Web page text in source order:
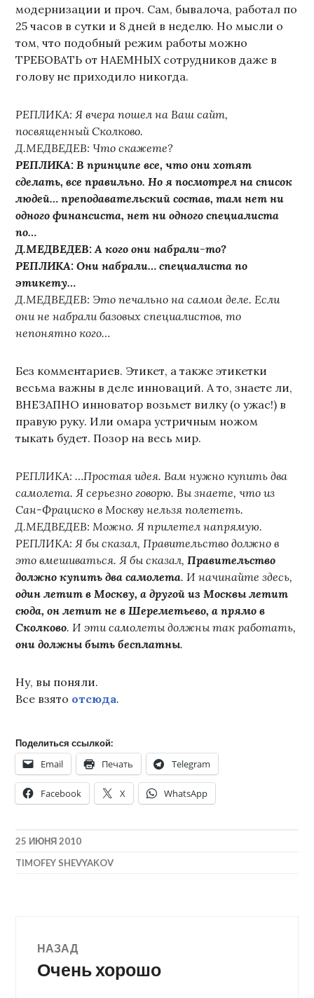
модернизации и проч. Сам, бывалоча, работал по
25 часов в сутки и 8 дней в неделю. Но мысли о
том, что подобный режим работы можно
ТРЕБОВАТЬ от НАЕМНЫХ сотрудников даже в
голову не приходило никогда.
РЕПЛИКА: Я вчера пошел на Ваш сайт,
посвященный Сколково.
Д.МЕДВЕДЕВ: Что скажете?
РЕПЛИКА: В принципе все, что они хотят
сделать, все правильно. Но я посмотрел на список
людей… преподавательский состав, там нет ни
одного финансиста, нет ни одного специалиста
по…
Д.МЕДВЕДЕВ: А кого они набрали-то?
РЕПЛИКА: Они набрали… специалиста по
этикету…
Д.МЕДВЕДЕВ: Это печально на самом деле. Если
они не набрали базовых специалистов, то
непонятно кого…
Без комментариев. Этикет, а также этикетки
весьма важны в деле инноваций. А то, знаете ли,
ВНЕЗАПНО инноватор возьмет вилку (о ужас!) в
правую руку. Или омара устричным ножом
тыкать будет. Позор на весь мир.
РЕПЛИКА: …Простая идея. Вам нужно купить два
самолета. Я серьезно говорю. Вы знаете, что из
Сан-Фрациско в Москву нельзя полететь.
Д.МЕДВЕДЕВ: Можно. Я прилетел напрямую.
РЕПЛИКА: Я бы сказал, Правительство должно в
это вмешиваться. Я бы сказал,Правительство
должно купить два самолета. И начинайте здесь,
один летит в Москву, а другой из Москвы летит
сюда, он летит не в Шереметьево, а прямо в
Сколково. И эти самолеты должны так работать,
они должны быть бесплатны.
Ну, вы поняли.
Все взято отсюда.
Поделиться ссылкой:
Email Печать Telegram
Facebook X WhatsApp
25 ИЮНЯ 2010
TIMOFEY SHEVYAKOV
Навигация
по
НАЗАД
Предыдущая
Очень хорошо